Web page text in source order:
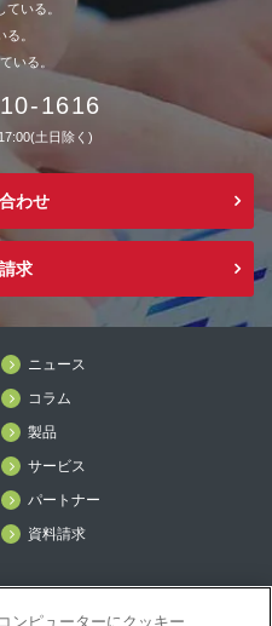
いる。
。
いる。
1616
土日除く)
わせ
求
ニュース
コラム
製品
サービス
パートナー
資料請求
ンピューターにクッキー